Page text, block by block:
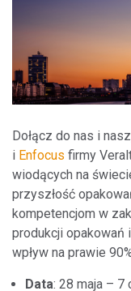
Dołącz do nas i
i Enfocus firmy
wiodących na
przyszłość
kompetencjom w
produkcji opakowań
wpływ na prawie
Data: 28 maja – 7